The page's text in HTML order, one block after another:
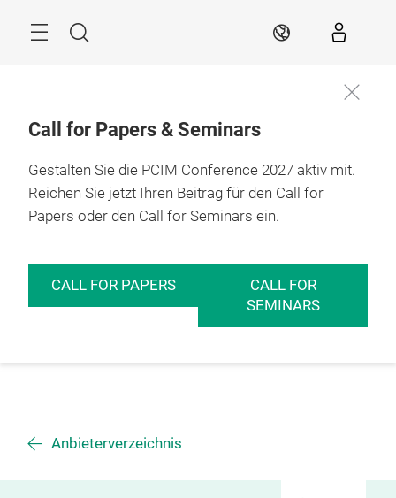
Suche DE
Call for Papers & Seminars
Gestalten Sie die PCIM Conference 2027 aktiv mit.
Reichen Sie jetzt Ihren Beitrag für den Call for
Papers oder den Call for Seminars ein.
CALL FOR PAPERS
CALL FOR
SEMINARS
Anbieterverzeichnis